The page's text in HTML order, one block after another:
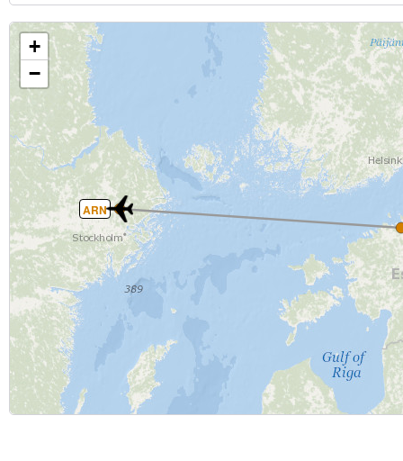
ARN
+
−